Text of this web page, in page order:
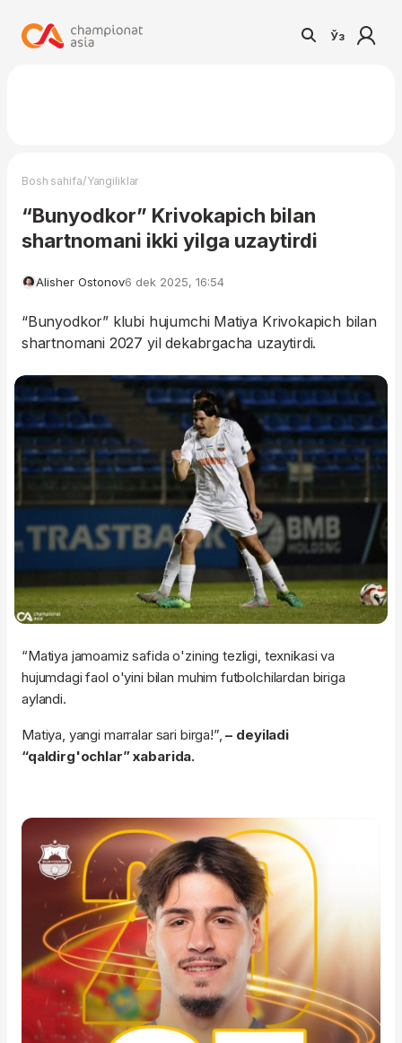
Ўз
Bosh sahifa/Yangiliklar
“Bunyodkor” Krivokapich bilan
shartnomani ikki yilga uzaytirdi
Alisher Ostonov6 dek 2025, 16:54
“Bunyodkor” klubi hujumchi Matiya Krivokapich bilan
shartnomani 2027 yil dekabrgacha uzaytirdi.
“Matiya jamoamiz safida o'zining tezligi, texnikasi va
hujumdagi faol o'yini bilan muhim futbolchilardan biriga
aylandi.
Matiya, yangi marralar sari birga!”,– deyiladi
“qaldirg'ochlar” xabarida.